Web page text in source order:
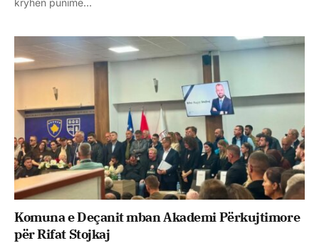
kryhen punime…
Komuna e Deçanit mban Akademi Përkujtimore
për Rifat Stojkaj